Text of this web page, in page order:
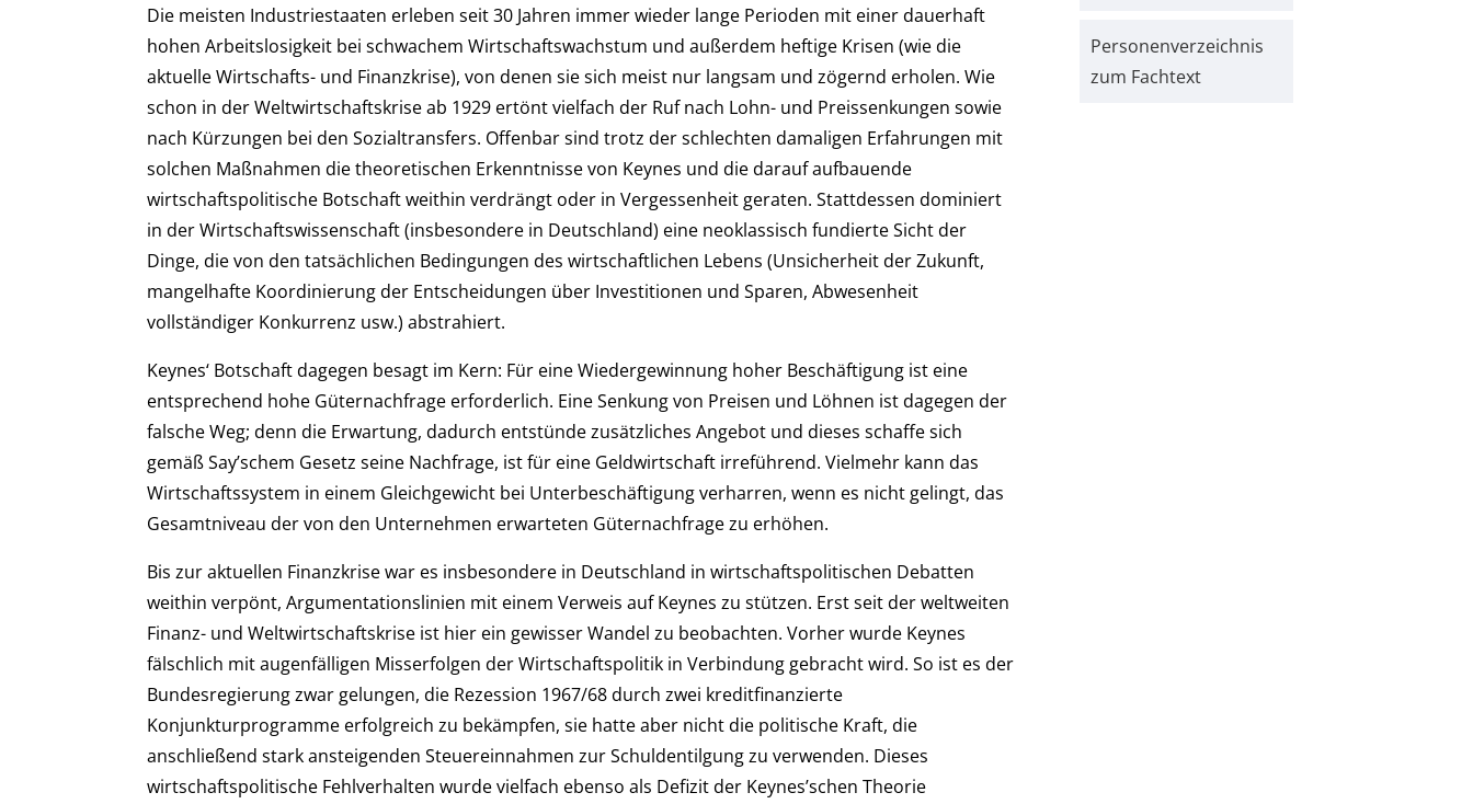
Die meisten Industriestaaten erleben seit 30 Jahren immer wieder lange Perioden mit einer dauerhaft
hohen Arbeitslosigkeit bei schwachem Wirtschaftswachstum und außerdem heftige Krisen (wie die
aktuelle Wirtschafts- und Finanzkrise), von denen sie sich meist nur langsam und zögernd erholen. Wie
schon in der Weltwirtschaftskrise ab 1929 ertönt vielfach der Ruf nach Lohn- und Preissenkungen sowie
nach Kürzungen bei den Sozialtransfers. Offenbar sind trotz der schlechten damaligen Erfahrungen mit
solchen Maßnahmen die theoretischen Erkenntnisse von Keynes und die darauf aufbauende
wirtschaftspolitische Botschaft weithin verdrängt oder in Vergessenheit geraten. Stattdessen dominiert
in der Wirtschaftswissenschaft (insbesondere in Deutschland) eine neoklassisch fundierte Sicht der
Dinge, die von den tatsächlichen Bedingungen des wirtschaftlichen Lebens (Unsicherheit der Zukunft,
mangelhafte Koordinierung der Entscheidungen über Investitionen und Sparen, Abwesenheit
vollständiger Konkurrenz usw.) abstrahiert.
Keynes‘ Botschaft dagegen besagt im Kern: Für eine Wiedergewinnung hoher Beschäftigung ist eine
entsprechend hohe Güternachfrage erforderlich. Eine Senkung von Preisen und Löhnen ist dagegen der
falsche Weg; denn die Erwartung, dadurch entstünde zusätzliches Angebot und dieses schaffe sich
gemäß Say’schem Gesetz seine Nachfrage, ist für eine Geldwirtschaft irreführend. Vielmehr kann das
Wirtschaftssystem in einem Gleichgewicht bei Unterbeschäftigung verharren, wenn es nicht gelingt, das
Gesamtniveau der von den Unternehmen erwarteten Güternachfrage zu erhöhen.
Bis zur aktuellen Finanzkrise war es insbesondere in Deutschland in wirtschaftspolitischen Debatten
weithin verpönt, Argumentationslinien mit einem Verweis auf Keynes zu stützen. Erst seit der weltweiten
Finanz- und Weltwirtschaftskrise ist hier ein gewisser Wandel zu beobachten. Vorher wurde Keynes
fälschlich mit augenfälligen Misserfolgen der Wirtschaftspolitik in Verbindung gebracht wird. So ist es der
Bundesregierung zwar gelungen, die Rezession 1967/68 durch zwei kreditfinanzierte
Konjunkturprogramme erfolgreich zu bekämpfen, sie hatte aber nicht die politische Kraft, die
anschließend stark ansteigenden Steuereinnahmen zur Schuldentilgung zu verwenden. Dieses
wirtschaftspolitische Fehlverhalten wurde vielfach ebenso als Defizit der Keynes’schen Theorie
Personen­verzeichnis
zum Fachtext